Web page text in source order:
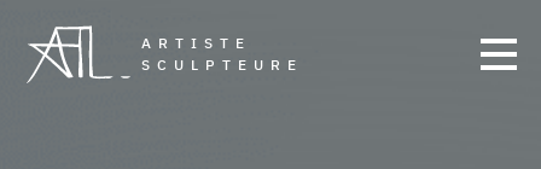
ARTISTE
SCULPTEURE